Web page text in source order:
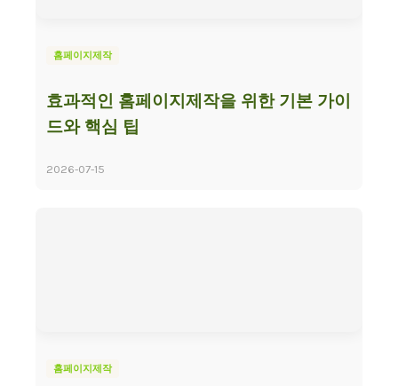
홈페이지제작
효과적인 홈페이지제작을 위한 기본 가이
드와 핵심 팁
2026-07-15
홈페이지제작